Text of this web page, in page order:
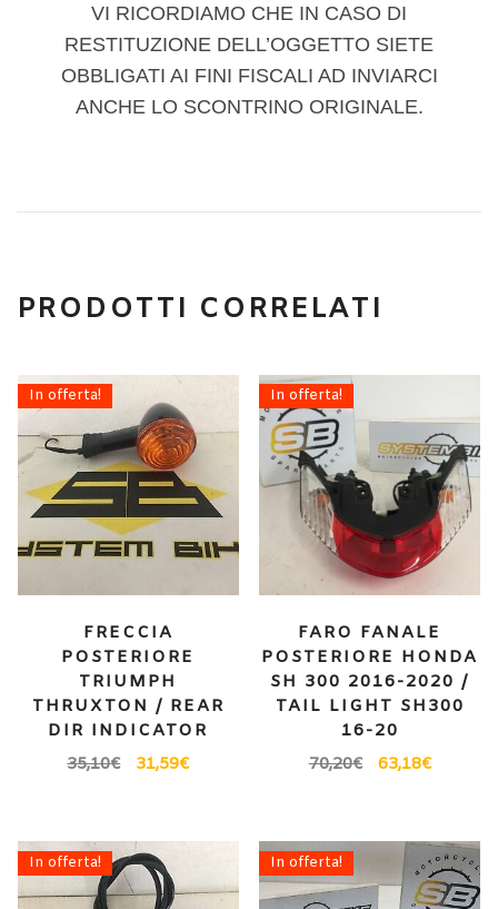
VI RICORDIAMO CHE IN CASO DI
RESTITUZIONE DELL’OGGETTO SIETE
OBBLIGATI AI FINI FISCALI AD INVIARCI
ANCHE LO SCONTRINO ORIGINALE.
PRODOTTI CORRELATI
In offerta!
FRECCIA
POSTERIORE
TRIUMPH
THRUXTON / REAR
DIR INDICATOR
35,10€ 31,59€
In offerta!
FARO FANALE
POSTERIORE HONDA
SH 300 2016-2020 /
TAIL LIGHT SH300
16-20
70,20€ 63,18€
In offerta! In offerta!